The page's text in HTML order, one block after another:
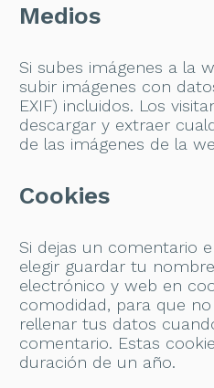
Medios
Si subes imágenes a la
subir imágenes con
EXIF) incluidos. Los
descargar y extraer
de las imágenes de la
Cookies
Si dejas un comentario
elegir guardar tu
electrónico y web en
comodidad, para que
rellenar tus datos
comentario. Estas
duración de un año.